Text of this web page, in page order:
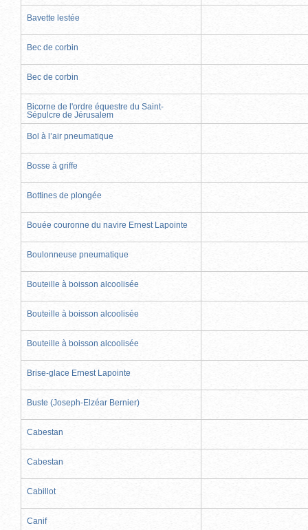
Bavette lestée
Bec de corbin
Bec de corbin
Bicorne de l'ordre équestre du Saint-
Sépulcre de Jérusalem
Bol à l’air pneumatique
Bosse à griffe
Bottines de plongée
Bouée couronne du navire Ernest Lapointe
Boulonneuse pneumatique
Bouteille à boisson alcoolisée
Bouteille à boisson alcoolisée
Bouteille à boisson alcoolisée
Brise-glace Ernest Lapointe
Buste (Joseph-Elzéar Bernier)
Cabestan
Cabestan
Cabillot
Canif